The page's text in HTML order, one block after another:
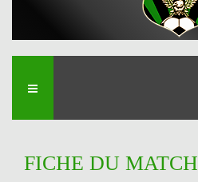
FICHE DU MATCH